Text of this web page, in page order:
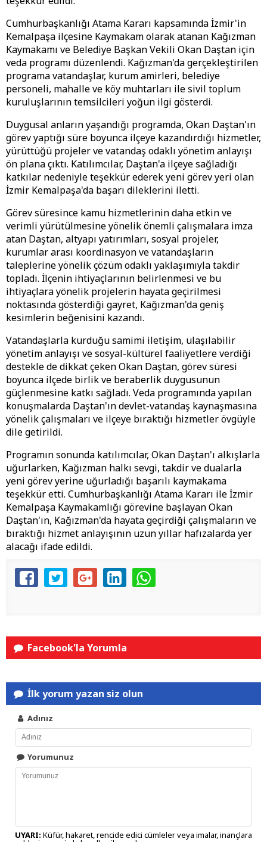
Cumhurbaşkanlığı Atama Kararı kapsamında İzmir'in
Kemalpaşa ilçesine Kaymakam olarak atanan Kağızman
Kaymakamı ve Belediye Başkan Vekili Okan Daştan için
veda programı düzenlendi. Kağızman'da gerçekleştirilen
programa vatandaşlar, kurum amirleri, belediye
personeli, mahalle ve köy muhtarları ile sivil toplum
kuruluşlarının temsilcileri yoğun ilgi gösterdi.
Duygusal anların yaşandığı programda, Okan Daştan'ın
görev yaptığı süre boyunca ilçeye kazandırdığı hizmetler,
yürüttüğü projeler ve vatandaş odaklı yönetim anlayışı
ön plana çıktı. Katılımcılar, Daştan'a ilçeye sağladığı
katkılar nedeniyle teşekkür ederek yeni görev yeri olan
İzmir Kemalpaşa'da başarı dileklerini iletti.
Görev süresince kamu hizmetlerinin daha etkin ve
verimli yürütülmesine yönelik önemli çalışmalara imza
atan Daştan, altyapı yatırımları, sosyal projeler,
kurumlar arası koordinasyon ve vatandaşların
taleplerine yönelik çözüm odaklı yaklaşımıyla takdir
topladı. İlçenin ihtiyaçlarının belirlenmesi ve bu
ihtiyaçlara yönelik projelerin hayata geçirilmesi
noktasında gösterdiği gayret, Kağızman'da geniş
kesimlerin beğenisini kazandı.
Vatandaşlarla kurduğu samimi iletişim, ulaşılabilir
yönetim anlayışı ve sosyal-kültürel faaliyetlere verdiği
destekle de dikkat çeken Okan Daştan, görev süresi
boyunca ilçede birlik ve beraberlik duygusunun
güçlenmesine katkı sağladı. Veda programında yapılan
konuşmalarda Daştan'ın devlet-vatandaş kaynaşmasına
yönelik çalışmaları ve ilçeye bıraktığı hizmetler övgüyle
dile getirildi.
Programın sonunda katılımcılar, Okan Daştan'ı alkışlarla
uğurlarken, Kağızman halkı sevgi, takdir ve dualarla
yeni görev yerine uğurladığı başarılı kaymakama
teşekkür etti. Cumhurbaşkanlığı Atama Kararı ile İzmir
Kemalpaşa Kaymakamlığı görevine başlayan Okan
Daştan'ın, Kağızman'da hayata geçirdiği çalışmaların ve
bıraktığı hizmet anlayışının uzun yıllar hafızalarda yer
alacağı ifade edildi.
Facebook'la Yorumla
İlk yorum yazan siz olun
Adınız
Yorumunuz
UYARI: Küfür, hakaret, rencide edici cümleler veya imalar, inançlara